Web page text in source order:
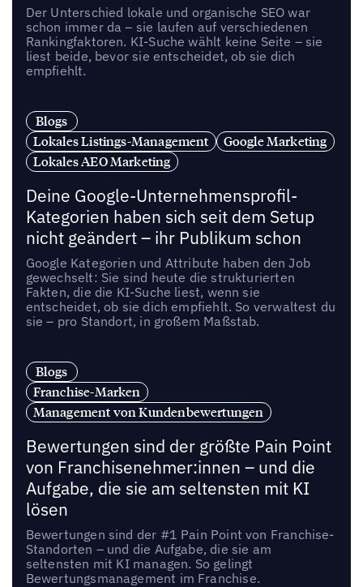
Der Unterschied lokale und organische SEO war
schon immer da – sie laufen auf verschiedenen
Rankingfaktoren. KI-Suche wählt keine Seite – sie
liest beide, bevor sie entscheidet, ob sie dich
empfiehlt.
Blogs
Lokales Listings-Management
Google Marketing
Lokales AEO Marketing
Deine Google-Unternehmensprofil-
Kategorien haben sich seit dem Setup
nicht geändert – ihr Publikum schon
Google Kategorien und Attribute haben den Job
gewechselt: Sie sind heute die strukturierten
Fakten, die die KI-Suche liest, wenn sie
entscheidet, ob sie dich empfiehlt. So verwaltest du
sie – pro Standort, in großem Maßstab.
Blogs
Franchise-Marken
Management von Kundenbewertungen
Bewertungen sind der größte Pain Point
von Franchisenehmer:innen – und die
Aufgabe, die sie am seltensten mit KI
lösen
Bewertungen sind der #1 Pain Point von Franchise-
Standorten – und die Aufgabe, die sie am
seltensten mit KI managen. So gelingt
Bewertungsmanagement im Franchise.